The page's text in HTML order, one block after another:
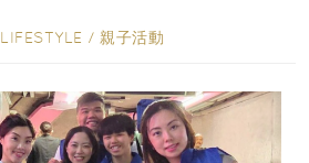
LIFESTYLE / 親子活動